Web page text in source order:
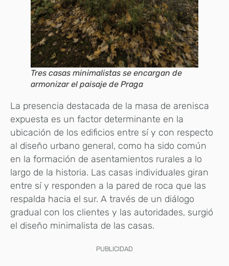
Tres casas minimalistas se encargan de
armonizar el paisaje de Praga
La presencia destacada de la masa de arenisca
expuesta es un factor determinante en la
ubicación de los edificios entre sí y con respecto
al diseño urbano general, como ha sido común
en la formación de asentamientos rurales a lo
largo de la historia. Las casas individuales giran
entre sí y responden a la pared de roca que las
respalda hacia el sur. A través de un diálogo
gradual con los clientes y las autoridades, surgió
el diseño minimalista de las casas.
PUBLICIDAD